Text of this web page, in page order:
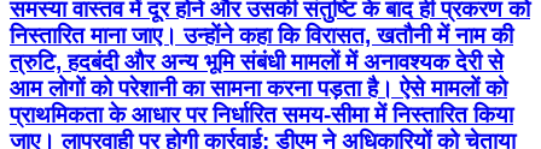
समस्या वास्तव में दूर होने और उसकी संतुष्टि के बाद ही प्रकरण को
निस्तारित माना जाए। उन्होंने कहा कि विरासत, खतौनी में नाम की
त्रुटि, हदबंदी और अन्य भूमि संबंधी मामलों में अनावश्यक देरी से
आम लोगों को परेशानी का सामना करना पड़ता है। ऐसे मामलों को
प्राथमिकता के आधार पर निर्धारित समय-सीमा में निस्तारित किया
जाए। लापरवाही पर होगी कार्रवाई: डीएम ने अधिकारियों को चेताया